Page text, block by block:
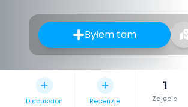
Byłem tam
Discussion Recenzje
1
Zdjęcia